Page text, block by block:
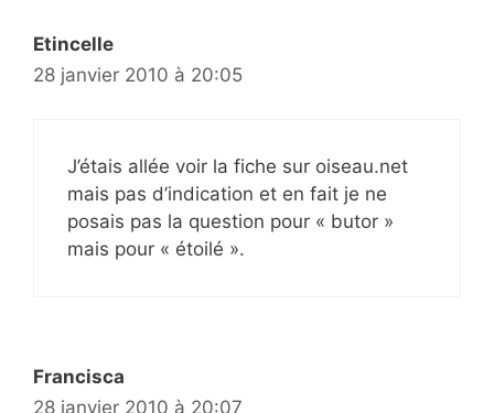
Etincelle
28 janvier 2010 à 20:05
J’étais allée voir la fiche sur oiseau.net
mais pas d’indication et en fait je ne
posais pas la question pour « butor »
mais pour « étoilé ».
Francisca
28 janvier 2010 à 20:07